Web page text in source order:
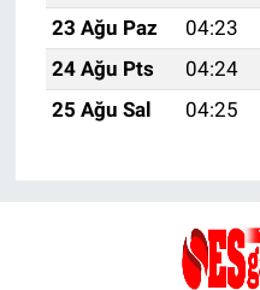
23 Ağu Paz
04:23
24 Ağu Pts
04:24
25 Ağu Sal
04:25